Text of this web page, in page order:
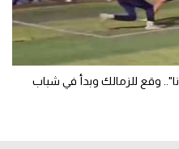
وقع للزمالك وبدأ في شباب